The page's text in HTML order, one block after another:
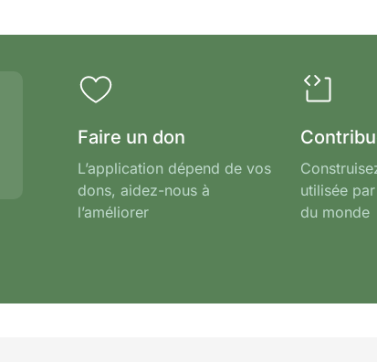
Faire un don
L’application dépend de vos
dons, aidez-nous à
l’améliorer
utilisée
du monde